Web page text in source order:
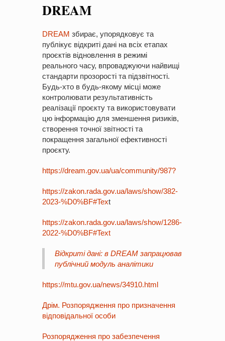
на період 2018 – 2020 роки Оголошення про збір ідей
DREAM
DREAM збирає, упорядковує та
публікує відкриті дані на всіх етапах
проєктів відновлення в режимі
реального часу, впроваджуючи найвищі
стандарти прозорості та підзвітності.
Будь-хто в будь-якому місці може
контролювати результативність
реалізації проєкту та використовувати
цю інформацію для зменшення ризиків,
створення точної звітності та
покращення загальної ефективності
проєкту.
https://dream.gov.ua/ua/community/987?
https://zakon.rada.gov.ua/laws/show/382-
2023-%D0%BF#Text
https://zakon.rada.gov.ua/laws/show/1286-
2022-%D0%BF#Text
Відкриті дані: в DREAM запрацював
публічний модуль аналітики
https://mtu.gov.ua/news/34910.html
Дрім. Розпорядження про призначення
відповідальної особи
Розпорядження про забезпечення